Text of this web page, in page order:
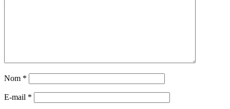
Nom *
E-mail *